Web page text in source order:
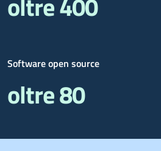
Software open source
oltre 80